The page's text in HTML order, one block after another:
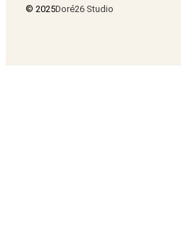
© 2025Doré26 Studio